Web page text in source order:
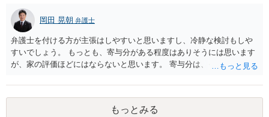
直接お尋ねされるとよいと思います。一定の収入や預貯金がお父さま
にある場合は ご利用が難しい場合があります。
岡田 晃朝 弁護士
弁護士を付ける方が主張はしやすいと思いますし、冷静な検討もしや
すいでしょう。 もっとも、寄与分がある程度はありそうには思います
が、家の評価ほどにはならないと思います。 寄与分は、それを外部の
すから、そこまで大きな額になることはあまりありません。 まずはご
相談からでは無いでしょうか。
もっとみる